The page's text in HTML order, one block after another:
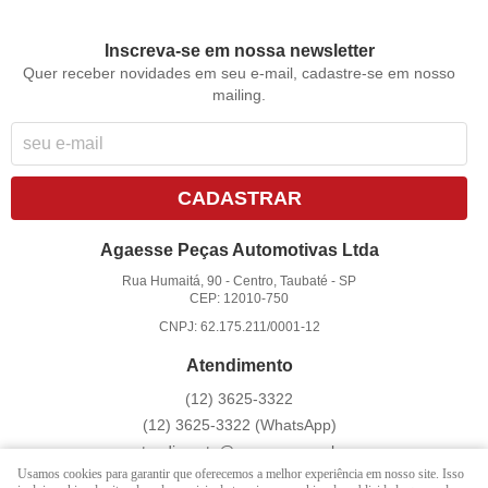
Inscreva-se em nossa newsletter
Quer receber novidades em seu e-mail, cadastre-se em nosso
mailing.
CADASTRAR
Agaesse Peças Automotivas Ltda
Rua Humaitá, 90 -Centro, Taubaté -SP
CEP: 12010-750
CNPJ: 62.175.211/0001-12
Atendimento
(12) 3625-3322
(12) 3625-3322 (WhatsApp)
atendimento@agaesse.com.br
Usamos cookies para garantir que oferecemos a melhor experiência em nosso site. Isso